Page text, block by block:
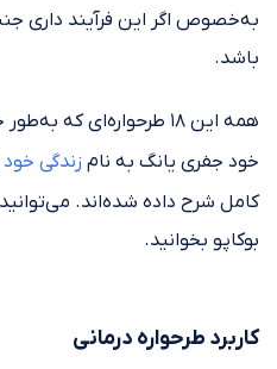
به‌خصوص اگر این فرآیند داری
باشد.
همه این ۱۸ طرحواره‌ای
خود جفری یانگ به نام زندگی خود
کامل شرح داده شده‌اند.
بوکاپو بخوانید.
کاربرد طرحواره درمانی